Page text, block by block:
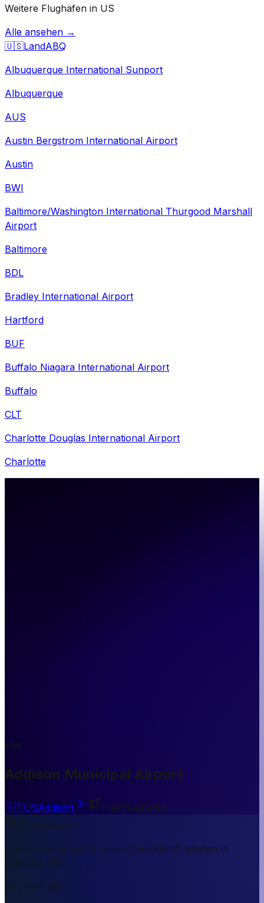
Weitere Flughäfen in US
Alle ansehen →
🇺🇸LandABQ
Albuquerque International Sunport
Albuquerque
AUS
Austin Bergstrom International Airport
Austin
BWI
Baltimore/Washington International Thurgood Marshall
Airport
Baltimore
BDL
Bradley International Airport
Hartford
BUF
Buffalo Niagara International Airport
Buffalo
CLT
Charlotte Douglas International Airport
Charlotte
Live
Addison Municipal Airport
🇺🇸USAddison
Kleinflughafen
Kurzantwort
Addison Municipal Airport ist ein Kleinflughafen in
Addison, US.
240 m ü. NN.